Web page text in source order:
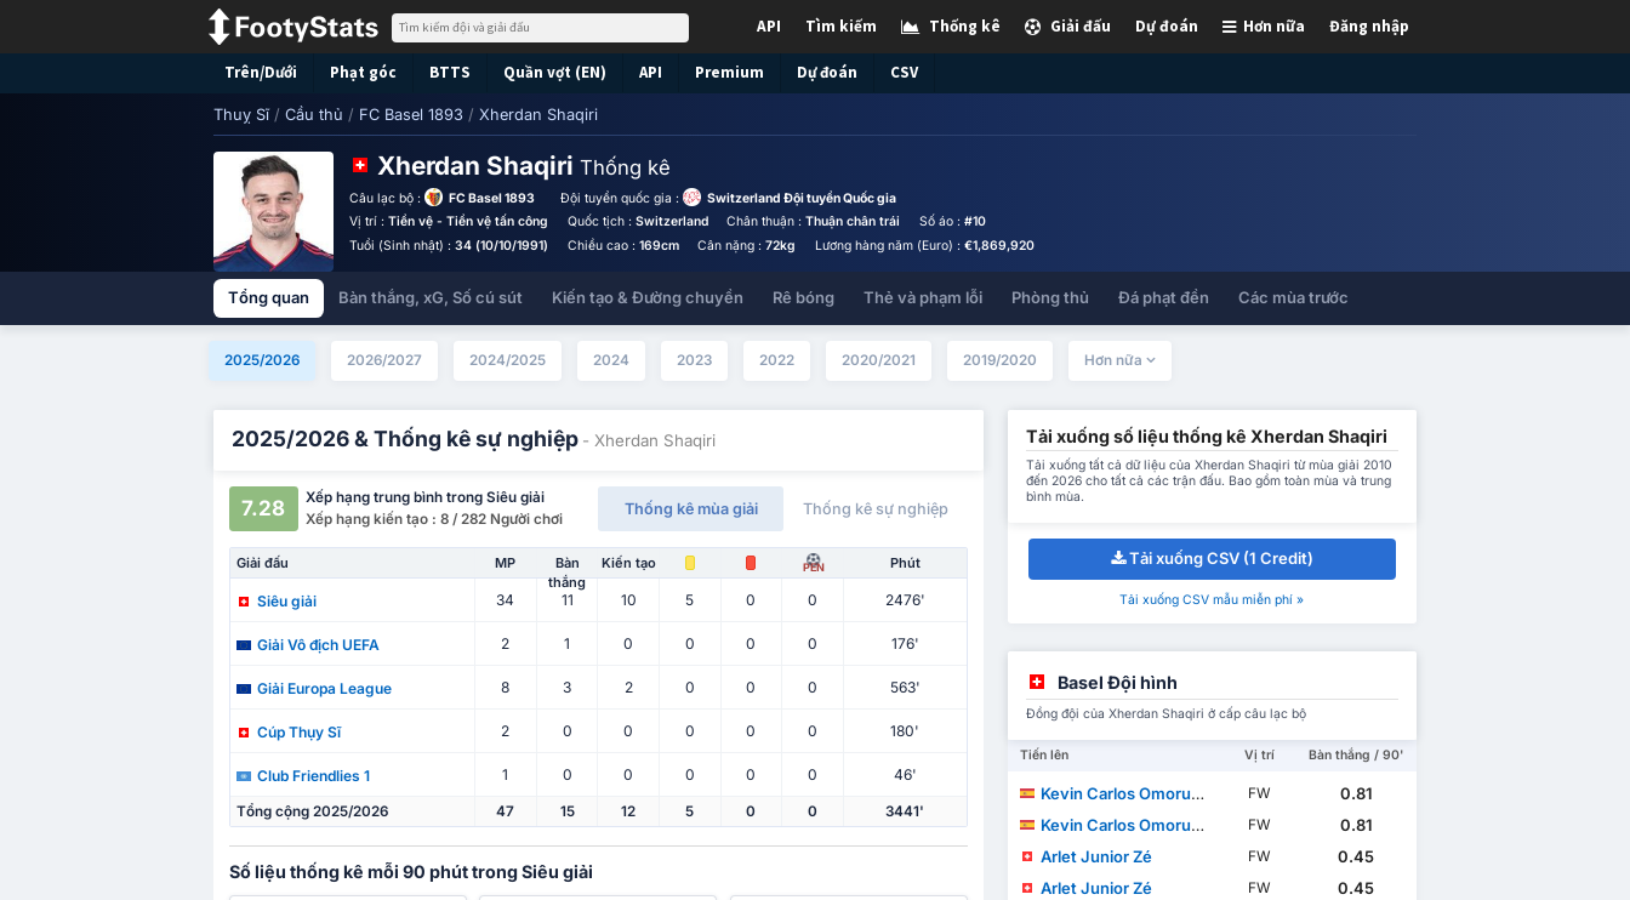
Đăng nhập
Hơn nữa
Dự đoán
Giải đấu
Thống kê
Tìm kiếm
API
Trên/Dưới Phạt góc BTTS Quần vợt (EN) API Premium Dự đoán CSV
Thuỵ Sĩ / Cầu thủ / FC Basel 1893 / Xherdan Shaqiri
Xherdan ShaqiriThống kê
Câu lạc bộ : FC Basel 1893 Đội tuyển quốc gia :
Switzerland Đội tuyển Quốc gia
Vị trí :Tiền vệ - Tiền vệ tấn công Quốc tịch : Switzerland Chân thuận :Thuận chân trái Số áo : #10
Tuổi (Sinh nhật) :34 (10/10/1991) Chiều cao : 169cm Cân nặng :72kg Lương hàng năm (Euro) : €1,869,920
Tổng quan Bàn thắng, xG, Số cú sút Kiến tạo & Đường chuyền Rê bóng Thẻ và phạm lỗi Phòng thủ Đá phạt đền Các mùa trước
2025/2026 2026/2027 2024/2025 2024 2023 2022 2020/2021 2019/2020 Hơn nữa
2025/2026 & Thống kê sự nghiệp - Xherdan Shaqiri
7.28
Xếp hạng trung bình trong Siêu giải
Xếp hạng kiến tạo : 8 / 282 Người chơi
Thống kê mùa giải Thống kê sự nghiệp
Giải đấu MP
Bàn
thắng
Kiến tạo PEN Phút
Siêu giải 34 11 10 5 0 0 2476'
Giải Vô địch UEFA 2 1 0 0 0 0 176'
Giải Europa League 8 3 2 0 0 0 563'
Cúp Thụy Sĩ 2 0 0 0 0 0 180'
Club Friendlies 1 1 0 0 0 0 0 46'
Tổng cộng 2025/2026 47 15 12 5 0 0 3441'
Số liệu thống kê mỗi 90 phút trong Siêu giải
Tải xuống số liệu thống kê Xherdan Shaqiri
Tải xuống tất cả dữ liệu của Xherdan Shaqiri từ mùa giải 2010
đến 2026 cho tất cả các trận đấu. Bao gồm toàn mùa và trung
bình mùa.
Tải xuống CSV (1 Credit)
Tải xuống CSV mẫu miễn phí »
Basel Đội hình
Đồng đội của Xherdan Shaqiri ở cấp câu lạc bộ
Tiến lên Vị trí Bàn thắng / 90'
Kevin Carlos Omoruyi Benjamin FW
0.81
Kevin Carlos Omoruyi Benjamin
FW
0.81
Arlet Junior Zé
FW
0.45
Arlet Junior Zé
FW
0.45